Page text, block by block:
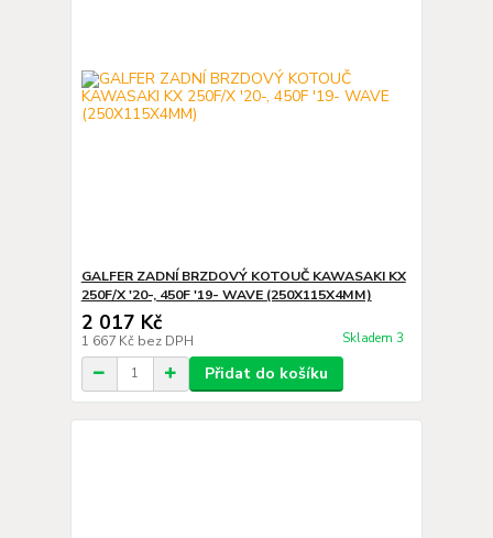
GALFER ZADNÍ BRZDOVÝ KOTOUČ KAWASAKI KX
250F/X '20-, 450F '19- WAVE (250X115X4MM)
2 017 Kč
1 667 Kč bez DPH Skladem 3
Přidat do košíku